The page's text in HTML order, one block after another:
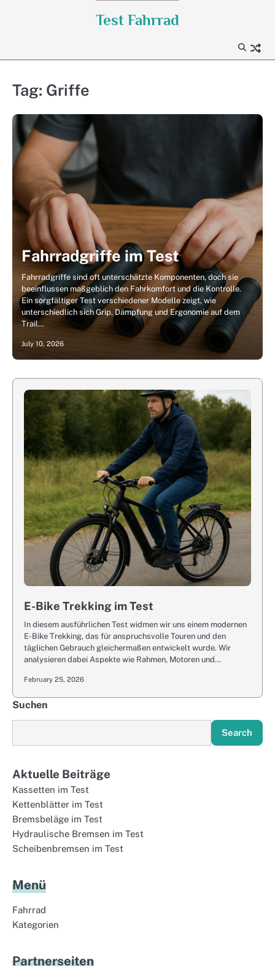
Test Fahrrad
Tag: Griffe
Fahrradgriffe im Test
Fahrradgriffe sind oft unterschätzte Komponenten, doch sie
beeinflussen maßgeblich den Fahrkomfort und die Kontrolle.
Ein sorgfältiger Test verschiedener Modelle zeigt, wie
unterschiedlich sich Grip, Dämpfung und Ergonomie auf dem
Trail…
July 10, 2026
E-Bike Trekking im Test
In diesem ausführlichen Test widmen wir uns einem modernen
E-Bike Trekking, das für anspruchsvolle Touren und den
täglichen Gebrauch gleichermaßen entwickelt wurde. Wir
analysieren dabei Aspekte wie Rahmen, Motoren und…
February 25, 2026
Suchen
Search
Aktuelle Beiträge
Kassetten im Test
Kettenblätter im Test
Bremsbeläge im Test
Hydraulische Bremsen im Test
Scheibenbremsen im Test
Menü
Fahrrad
Kategorien
Partnerseiten